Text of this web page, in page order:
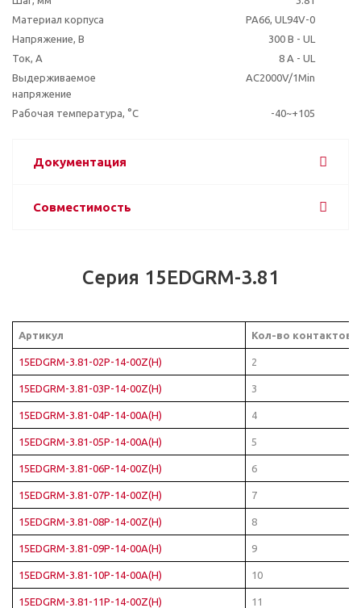
Материал корпуса
PA66, UL94V-0
Напряжение, В
300 В - UL
Ток, А
8 A - UL
Выдерживаемое
напряжение
AC2000V/1Min
Рабочая температура, °C -40~+105
Документация
Совместимость
Серия 15EDGRM-3.81
Артикул Кол-во контактов
15EDGRM-3.81-02P-14-00Z(H) 2
15EDGRM-3.81-03P-14-00Z(H) 3
15EDGRM-3.81-04P-14-00A(H) 4
15EDGRM-3.81-05P-14-00A(H) 5
15EDGRM-3.81-06P-14-00Z(H) 6
15EDGRM-3.81-07P-14-00Z(H) 7
15EDGRM-3.81-08P-14-00Z(H) 8
15EDGRM-3.81-09P-14-00A(H) 9
15EDGRM-3.81-10P-14-00A(H) 10
15EDGRM-3.81-11P-14-00Z(H) 11